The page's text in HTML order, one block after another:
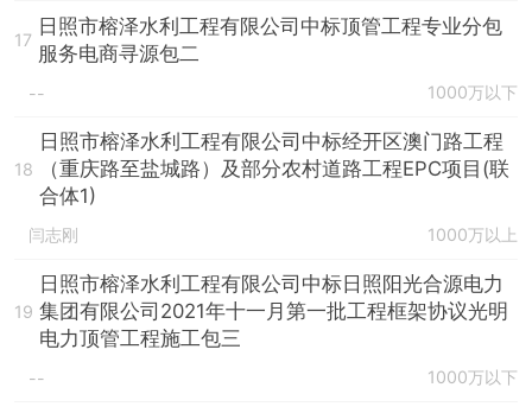
17
日照市榕泽水利工程有限公司中标顶管工程专业分包
服务电商寻源包二
-- 1000万以下
18
日照市榕泽水利工程有限公司中标经开区澳门路工程
（重庆路至盐城路）及部分农村道路工程EPC项目(联
合体1)
闫志刚 1000万以上
19
日照市榕泽水利工程有限公司中标日照阳光合源电力
集团有限公司2021年十一月第一批工程框架协议光明
电力顶管工程施工包三
-- 1000万以下